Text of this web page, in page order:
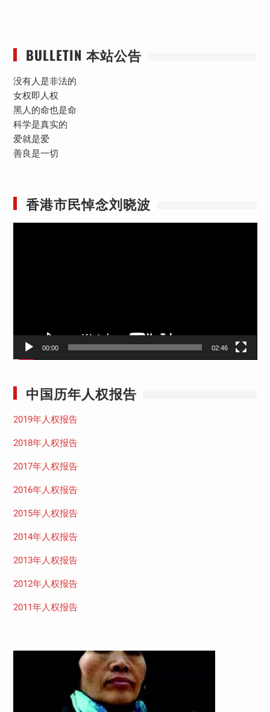
BULLETIN 本站公告
没有人是非法的
女权即人权
黑人的命也是命
科学是真实的
爱就是爱
善良是一切
香港市民悼念刘晓波
00:00 02:46
中国历年人权报告
2019年人权报告
2018年人权报告
2017年人权报告
2016年人权报告
2015年人权报告
2014年人权报告
2013年人权报告
2012年人权报告
2011年人权报告